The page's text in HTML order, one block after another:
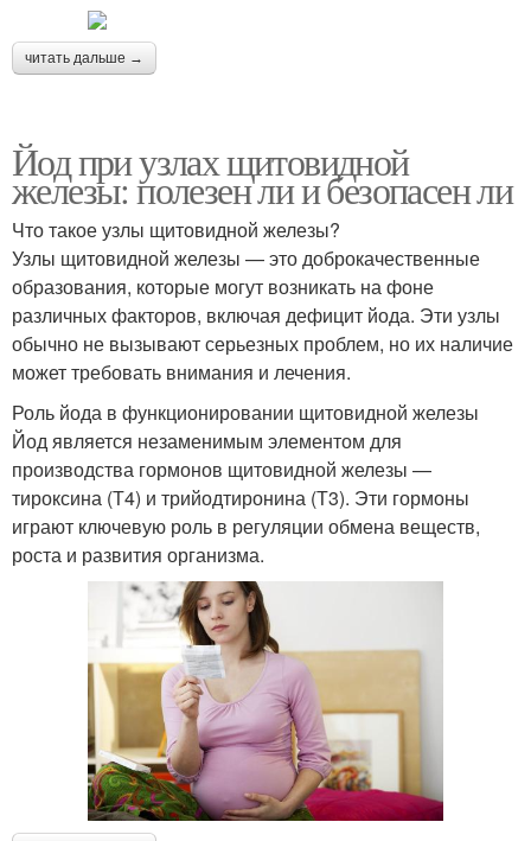
читать дальше →
Йод при узлах щитовидной
железы: полезен ли и безопасен ли
Что такое узлы щитовидной железы?
Узлы щитовидной железы — это доброкачественные
образования, которые могут возникать на фоне
различных факторов, включая дефицит йода. Эти узлы
обычно не вызывают серьезных проблем, но их наличие
может требовать внимания и лечения.
Роль йода в функционировании щитовидной железы
Йод является незаменимым элементом для
производства гормонов щитовидной железы —
тироксина (Т4) и трийодтиронина (Т3). Эти гормоны
играют ключевую роль в регуляции обмена веществ,
роста и развития организма.